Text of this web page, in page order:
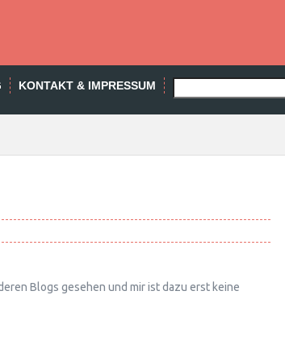
KONTAKT & IMPRESSUM
Blogs gesehen und mir ist dazu erst keine